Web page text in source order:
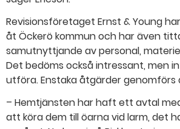
Revisionsföretaget Ernst & Young
åt Öckerö kommun och har även
samutnyttjande av personal,
Det bedöms också intressant, men
utföra. Enstaka åtgärder genomförs
– Hemtjänsten har haft ett avtal
att köra dem till öarna vid larm, det